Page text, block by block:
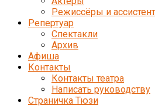
Режиссёры и
Репертуар
Спектакли
Архив
Афиша
Контакты
Контакты театра
Написать руководству
Страничка Тюзи